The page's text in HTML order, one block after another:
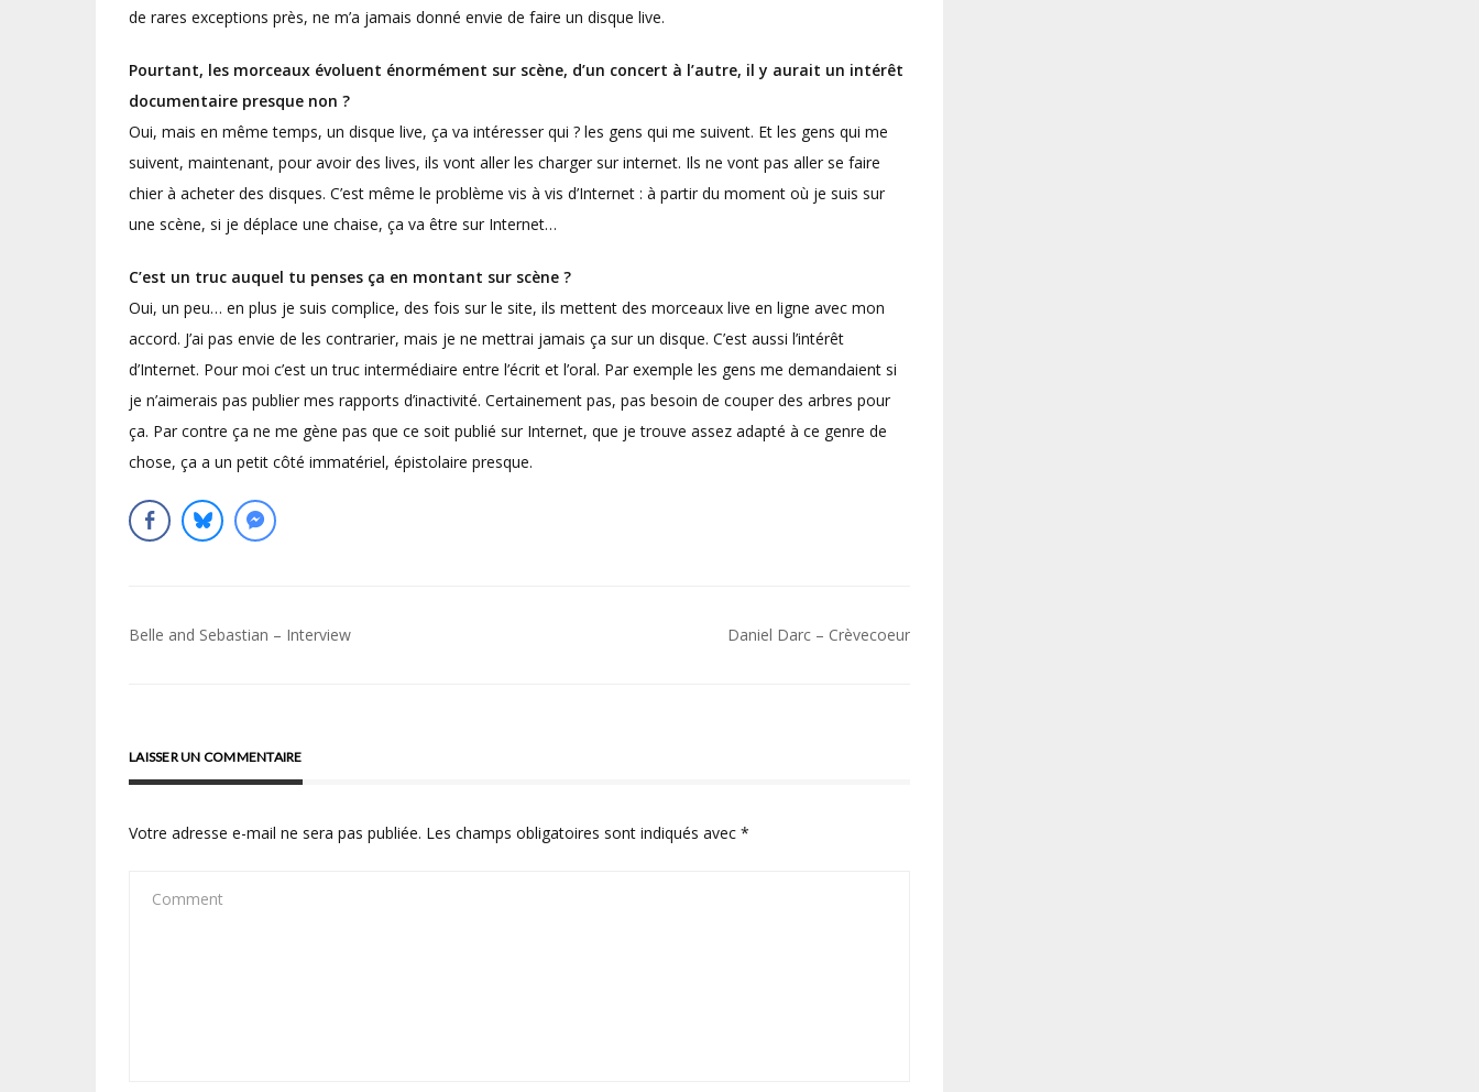
de rares exceptions près, ne m’a jamais donné envie de faire un disque live.
Pourtant, les morceaux évoluent énormément sur scène, d’un concert à l’autre, il y aurait un intérêt
documentaire presque non ?
Oui, mais en même temps, un disque live, ça va intéresser qui ? les gens qui me suivent. Et les gens qui me
suivent, maintenant, pour avoir des lives, ils vont aller les charger sur internet. Ils ne vont pas aller se faire
chier à acheter des disques. C’est même le problème vis à vis d’Internet : à partir du moment où je suis sur
une scène, si je déplace une chaise, ça va être sur Internet…
C’est un truc auquel tu penses ça en montant sur scène ?
Oui, un peu… en plus je suis complice, des fois sur le site, ils mettent des morceaux live en ligne avec mon
accord. J’ai pas envie de les contrarier, mais je ne mettrai jamais ça sur un disque. C’est aussi l’intérêt
d’Internet. Pour moi c’est un truc intermédiaire entre l’écrit et l’oral. Par exemple les gens me demandaient si
je n’aimerais pas publier mes rapports d’inactivité. Certainement pas, pas besoin de couper des arbres pour
ça. Par contre ça ne me gène pas que ce soit publié sur Internet, que je trouve assez adapté à ce genre de
chose, ça a un petit côté immatériel, épistolaire presque.
Navigation
Belle and Sebastian – Interview Daniel Darc – Crèvecoeur
LAISSER UN COMMENTAIRE
Votre adresse e-mail ne sera pas publiée. Les champs obligatoires sont indiqués avec *